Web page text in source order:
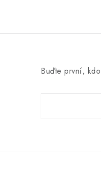
Buďte první,